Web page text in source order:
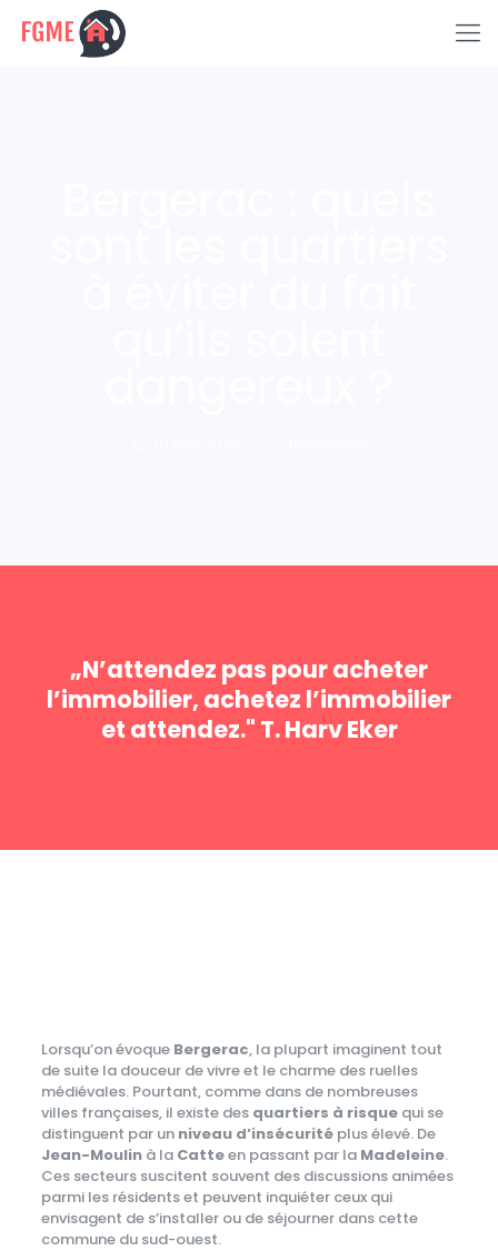
„N’attendez pas pour acheter
l’immobilier, achetez l’immobilier
et attendez." T. Harv Eker
Lorsqu’on évoque Bergerac, la plupart imaginent tout
de suite la douceur de vivre et le charme des ruelles
médiévales. Pourtant, comme dans de nombreuses
villes françaises, il existe des quartiers à risquequi se
distinguent par un niveau d’insécuritéplus élevé. De
Jean-Moulinà la Catteen passant par la Madeleine.
Ces secteurs suscitent souvent des discussions animées
parmi les résidents et peuvent inquiéter ceux qui
envisagent de s’installer ou de séjourner dans cette
commune du sud-ouest.